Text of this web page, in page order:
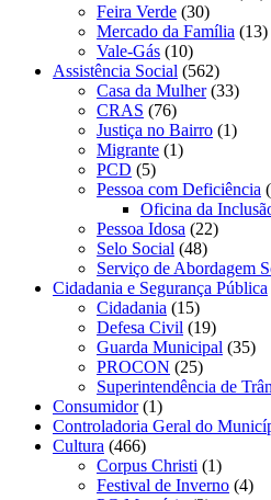
Feira Verde (30)
Mercado da Família (13)
Vale-Gás (10)
Assistência Social (562)
Casa da Mulher(33)
CRAS (76)
Justiça no Bairro (1)
Migrante (1)
PCD (5)
Pessoa com Deficiência
Oficina da
Pessoa Idosa (22)
Selo Social (48)
Serviço de Abordagem
Cidadania e Segurança Pública
Cidadania (15)
Defesa Civil (19)
Guarda Municipal (35)
PROCON (25)
Superintendência de
Consumidor(1)
Controladoria Geral do
Cultura (466)
Corpus Christi (1)
Festival de Inverno (4)